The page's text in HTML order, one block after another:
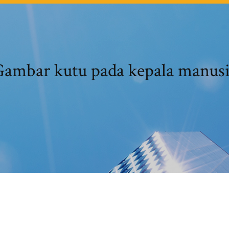
kutu pada kepala